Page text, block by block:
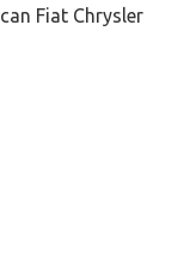
Fiat Chrysler